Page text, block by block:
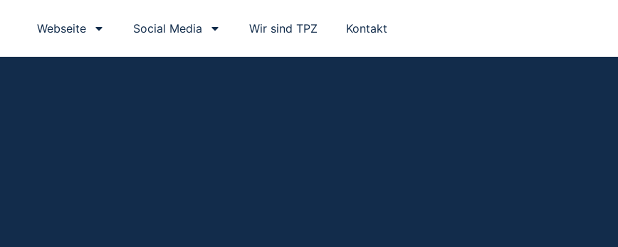
Webseite Social Media Wir sind TPZ Kontakt